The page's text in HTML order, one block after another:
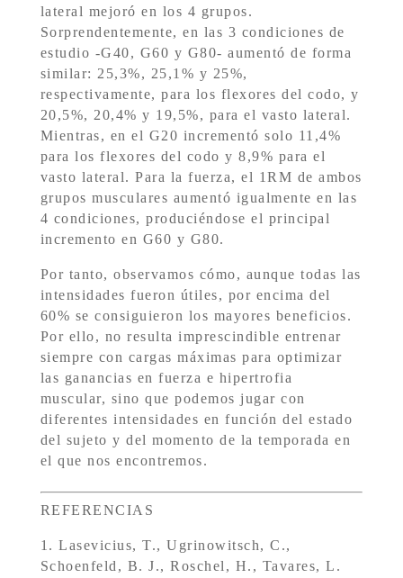
lateral mejoró en los 4 grupos.
Sorprendentemente, en las 3 condiciones de
estudio -G40, G60 y G80- aumentó de forma
similar: 25,3%, 25,1% y 25%,
respectivamente, para los flexores del codo, y
20,5%, 20,4% y 19,5%, para el vasto lateral.
Mientras, en el G20 incrementó solo 11,4%
para los flexores del codo y 8,9% para el
vasto lateral. Para la fuerza, el 1RM de ambos
grupos musculares aumentó igualmente en las
4 condiciones, produciéndose el principal
incremento en G60 y G80.
Por tanto, observamos cómo, aunque todas las
intensidades fueron útiles, por encima del
60% se consiguieron los mayores beneficios.
Por ello, no resulta imprescindible entrenar
siempre con cargas máximas para optimizar
las ganancias en fuerza e hipertrofia
muscular, sino que podemos jugar con
diferentes intensidades en función del estado
del sujeto y del momento de la temporada en
el que nos encontremos.
REFERENCIAS
1. Lasevicius, T., Ugrinowitsch, C.,
Schoenfeld, B. J., Roschel, H., Tavares, L.